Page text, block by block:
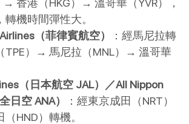
→ 香港（HKG）→ 溫哥華（YVR），
機時間彈性大。
（菲律賓航空）
：經馬尼拉轉
TPE）→ 馬尼拉（MNL）→ 溫哥華
（日本航空 JAL）／All Nippon
日空 ANA）
：經東京成田（NRT）
HND）轉機。